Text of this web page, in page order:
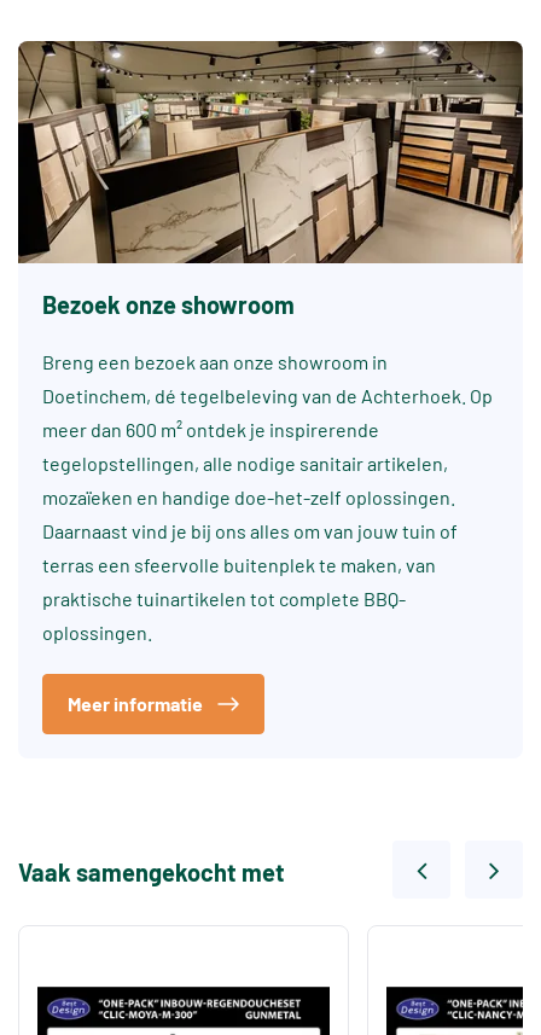
Bezoek onze showroom
Breng een bezoek aan onze showroom in
Doetinchem, dé tegelbeleving van de Achterhoek. Op
meer dan 600 m² ontdek je inspirerende
tegelopstellingen, alle nodige sanitair artikelen,
mozaïeken en handige doe-het-zelf oplossingen.
Daarnaast vind je bij ons alles om van jouw tuin of
terras een sfeervolle buitenplek te maken, van
praktische tuinartikelen tot complete BBQ-
oplossingen.
Meer informatie
Vaak samengekocht met